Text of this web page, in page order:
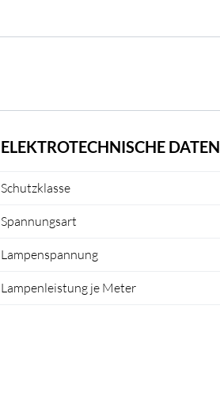
ELEKTROTECHNISCHE DATEN
Schutzklasse
Spannungsart
Lampenspannung
Lampenleistung je Meter